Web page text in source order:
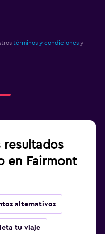
términos y condiciones y
resultados
en Fairmont
alternativos
tu viaje